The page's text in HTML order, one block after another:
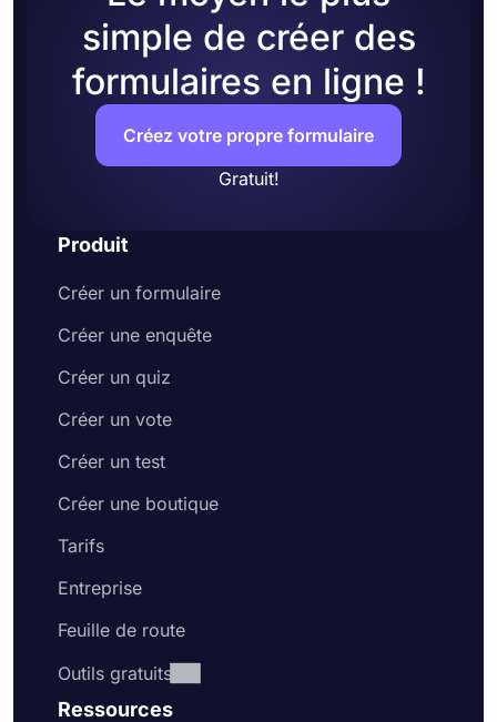
simple de créer des
formulaires en ligne !
Créez votre propre formulaire
Gratuit!
Produit
Créer un formulaire
Créer une enquête
Créer un quiz
Créer un vote
Créer un test
Créer une boutique
Tarifs
Entreprise
Feuille de route
Outils gratuits
Ressources